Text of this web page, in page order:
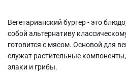
Вегетарианский бургер - это
собой альтернативу
готовится с мясом. Основой для
служат растительные
злаки и грибы.